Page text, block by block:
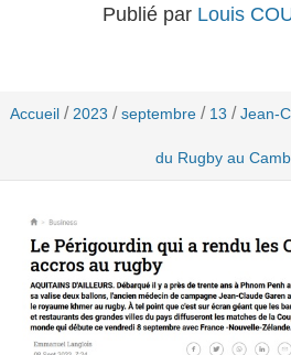
Publié par Louis
Accueil / 2023 / septembre / 13 / Jean-
du Rugby au